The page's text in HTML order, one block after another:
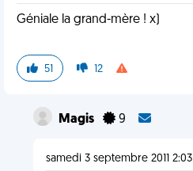
Géniale la grand-mère ! x)
51 12
Magis 9
samedi 3 septembre 2011 2:03